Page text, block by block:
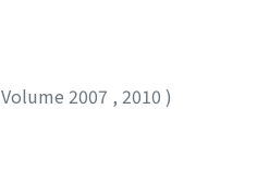
Volume 2007 , 2010 )